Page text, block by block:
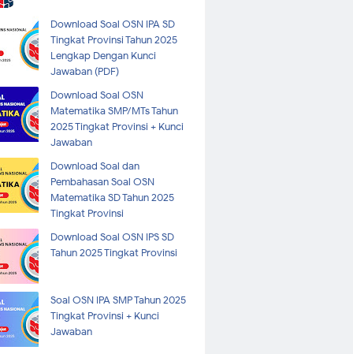
Download Soal OSN IPA SD
Tingkat Provinsi Tahun 2025
Lengkap Dengan Kunci
Jawaban (PDF)
Download Soal OSN
Matematika SMP/MTs Tahun
2025 Tingkat Provinsi + Kunci
Jawaban
Download Soal dan
Pembahasan Soal OSN
Matematika SD Tahun 2025
Tingkat Provinsi
Download Soal OSN IPS SD
Tahun 2025 Tingkat Provinsi
Soal OSN IPA SMP Tahun 2025
Tingkat Provinsi + Kunci
Jawaban